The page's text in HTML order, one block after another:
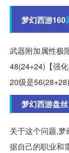
梦幻西游160
武器附加属性极
48(24+24)【强
20级是
梦幻西游盘
关于这个问题,
据自己的职业和